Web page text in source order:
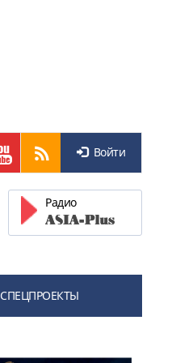
Войти
Радио
СПЕЦПРОЕКТЫ